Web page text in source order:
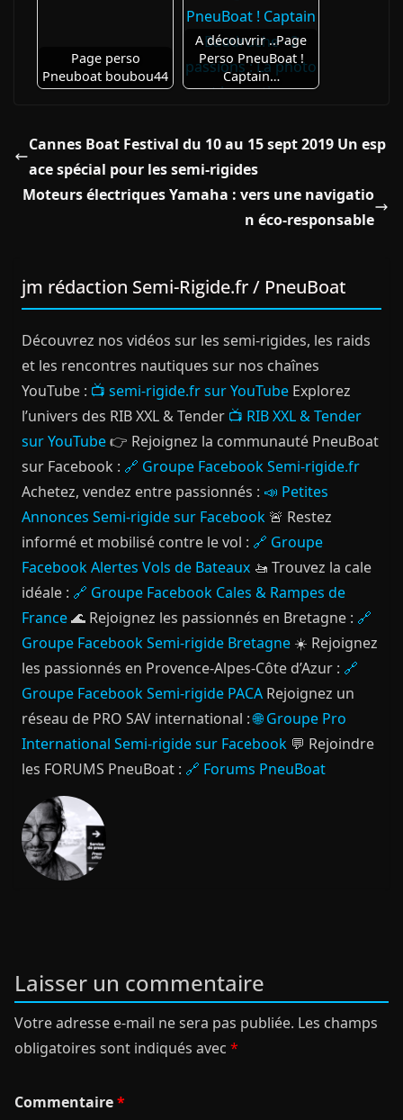
Page perso
Pneuboat boubou44
A découvrir ..Page
Perso PneuBoat !
Captain…
Cannes Boat Festival du 10 au 15 sept 2019 Un esp
ace spécial pour les semi-rigides
Moteurs électriques Yamaha : vers une navigatio
n éco-responsable
jm rédaction Semi-Rigide.fr / PneuBoat
Découvrez nos vidéos sur les semi-rigides, les raids
et les rencontres nautiques sur nos chaînes
YouTube : 📺 semi-rigide.fr sur YouTube Explorez
l’univers des RIB XXL & Tender 📺 RIB XXL & Tender
sur YouTube👉 Rejoignez la communauté PneuBoat
sur Facebook : 🔗 Groupe Facebook Semi-rigide.fr
Achetez, vendez entre passionnés : 📣 Petites
Annonces Semi-rigide sur Facebook 🚨 Restez
informé et mobilisé contre le vol : 🔗 Groupe
Facebook Alertes Vols de Bateaux 🚤 Trouvez la cale
idéale : 🔗 Groupe Facebook Cales & Rampes de
France🌊 Rejoignez les passionnés en Bretagne : 🔗
Groupe Facebook Semi-rigide Bretagne ☀️ Rejoignez
les passionnés en Provence-Alpes-Côte d’Azur : 🔗
Groupe Facebook Semi-rigide PACA Rejoignez un
réseau de PRO SAV international :🌐 Groupe Pro
International Semi-rigide sur Facebook 💬 Rejoindre
les FORUMS PneuBoat : 🔗 Forums PneuBoat
Laisser un commentaire
Votre adresse e-mail ne sera pas publiée. Les champs
obligatoires sont indiqués avec *
Commentaire*